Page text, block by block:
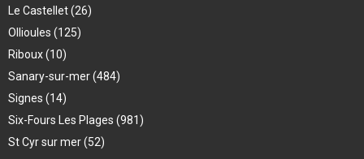
Le Castellet(26)
Ollioules (125)
Riboux(10)
Sanary-sur-mer(484)
Signes (14)
Six-Fours Les Plages (981)
St Cyr sur mer(52)